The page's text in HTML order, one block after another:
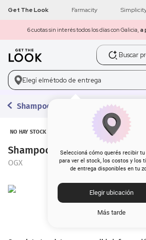
Get The Look Farmacity
6 cuotas sin interés todos los días con Galicia, a
Buscar productos
Elegí elmétodo de entrega
Seleccioná cómo querés recibir tu
para ver el stock, los costos y los
de entrega disponibles en tu
Elegir ubicación
Más tarde
Shampoos
NO HAY STOCK
Shampoo OGX Keratin Oil x
OGX
get the look
máscara pestañas
3. loreal
4. brochas
5. corrector